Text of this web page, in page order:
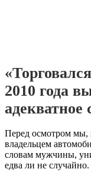
2010 года
адекватное
Перед осмотром мы,
владельцем
словам мужчины,
едва ли не случайно.